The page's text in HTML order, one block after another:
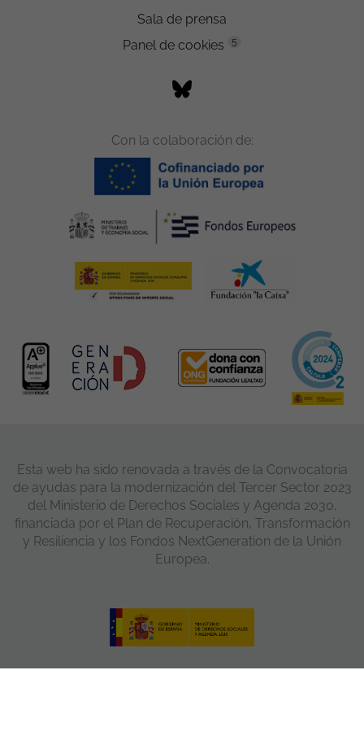
Sala de prensa
Panel de cookies
5
Con la colaboración de:
Esta web ha sido renovada a través de la Convocatoria
de ayudas para la modernización del Tercer Sector 2023
del Ministerio de Derechos Sociales y Agenda 2030,
financiada por el Plan de Recuperación, Transformación
y Resiliencia y los Fondos NextGeneration de la Unión
Europea.